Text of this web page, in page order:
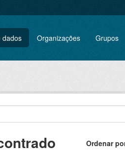
dados Organizações Grupos
Ordenar